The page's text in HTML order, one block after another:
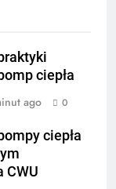
ciepła
ago 0
ciepła
CWU